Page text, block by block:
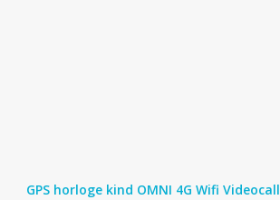
GPS horloge kind OMNI 4G Wifi Videocall